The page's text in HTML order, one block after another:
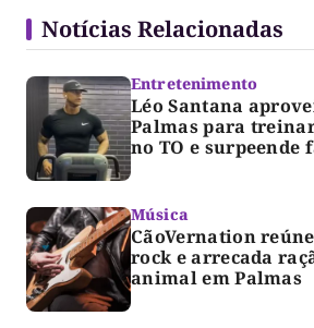
Notícias Relacionadas
Entretenimento
Léo Santana
Palmas para
no TO e surpeende
Música
CãoVernation
rock e arrecada
animal em Palmas